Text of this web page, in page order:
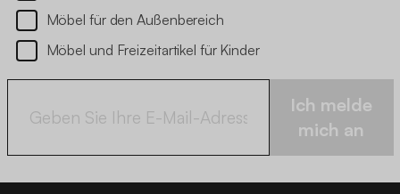
Möbel für den Außenbereich
Möbel und Freizeitartikel für Kinder
Ich melde
mich an